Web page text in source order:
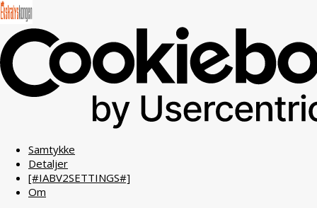
Samtykke
Detaljer
[#IABV2SETTINGS#]
Om